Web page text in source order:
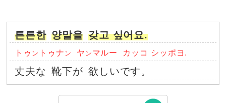
튼튼한 양말을 갖고 싶어요.
トゥ ン トゥナ ン ヤ ン マルー カッコ シッポヨ.
丈夫な 靴下が 欲しいです。